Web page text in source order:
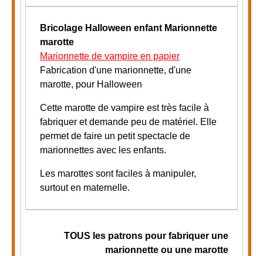
Bricolage Halloween enfant Marionnette
marotte
Marionnette de vampire en papier
Fabrication d'une marionnette, d'une
marotte, pour Halloween
Cette marotte de vampire est très facile à
fabriquer et demande peu de matériel. Elle
permet de faire un petit spectacle de
marionnettes avec les enfants.
Les marottes sont faciles à manipuler,
surtout en maternelle.
TOUS les patrons pour fabriquer une
marionnette ou une marotte